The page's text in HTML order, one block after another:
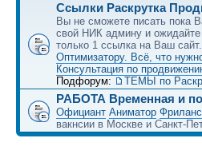
Ссылки Раскрутка
Вы не сможете писать пока
свой НИК админу и
только 1 ссылка на Ваш
Оптимизатору. Всё, что
Консультация по
Подфорум:
ТЕМЫ по
РАБОТА Временная и
Официант Аниматор
вакнсии в Москве и Санкт-